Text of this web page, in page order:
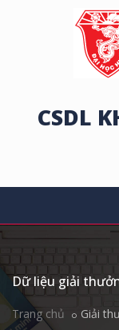
CSDL
Dữ liệu giải
Trang chủ Giải